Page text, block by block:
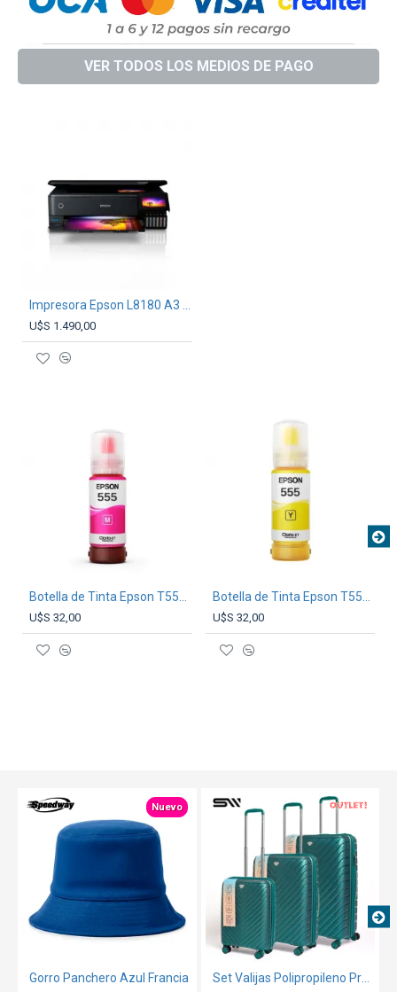
VER TODOS LOS MEDIOS DE PAGO
U$S 1.490,00
Botella de Tinta Epson T555 Magenta
U$S 32,00
Botella de Tinta Epson T555 Amarilla
U$S 32,00
Nuevo
TEXTTRANSPARENTE
Gorro Panchero Azul Francia
TEXTTRANSPARENTE OUT
Set Valijas Polipropileno Premium 20" 24" 28" Verde